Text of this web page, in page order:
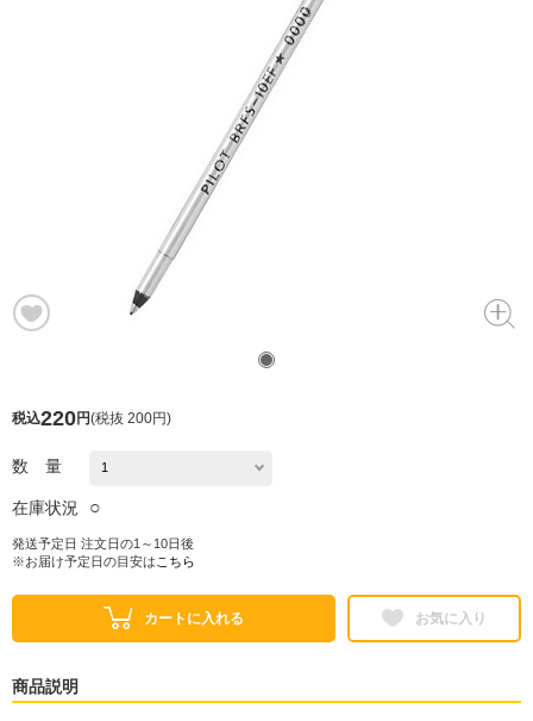
税込220円(税抜 200円)
数 量
在庫状況 ○
発送予定日 注文日の1～10日後
※お届け予定日の目安は こちら
カートに入れる お気に入り
商品説明